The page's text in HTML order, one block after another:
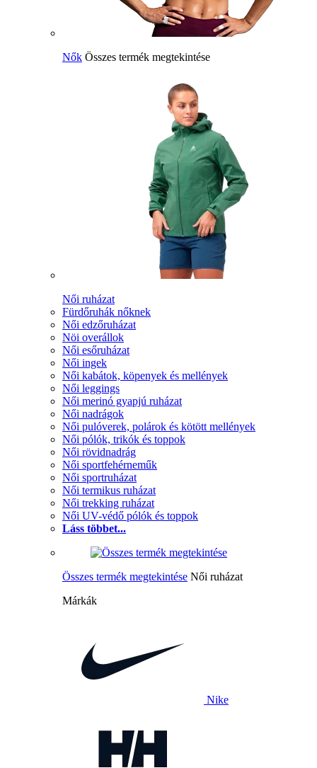
Nők Összes termék megtekintése
Női ruházat
Fürdőruhák nőknek
Női edzőruházat
Nöi overállok
Női esőruházat
Női ingek
Női kabátok, köpenyek és mellények
Női leggings
Női merinó gyapjú ruházat
Női nadrágok
Női pulóverek, polárok és kötött mellények
Női pólók, trikók és toppok
Női rövidnadrág
Női sportfehérneműk
Női sportruházat
Női termikus ruházat
Női trekking ruházat
Női UV-védő pólók és toppok
Láss többet...
Összes termék megtekintése Női ruházat
Márkák
Nike